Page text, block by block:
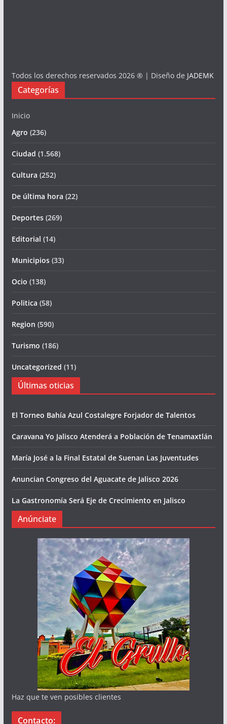
Todos los derechos reservados 2026 ® | Diseño de JADEMK
Categorías
Inicio
Agro (236)
Ciudad (1.568)
Cultura (252)
De última hora (22)
Deportes(269)
Editorial (14)
Municipios(33)
Ocio (138)
Politica (58)
Region (590)
Turismo (186)
Uncategorized (11)
Últimas oticias
El Torneo Bahía Azul Costalegre Forjador de Talentos
Caravana Yo Jalisco Atenderá a Población de Tenamaxtlán
María José a la Final Estatal de Suenan Las Juventudes
Anuncian Congreso del Aguacate de Jalisco 2026
La Gastronomía Será Eje de Crecimiento en Jalisco
Anúnciate
Haz que te ven posibles clientes
Contacto: